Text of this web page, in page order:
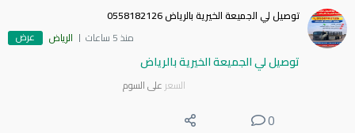
توصيل لي الجميعة الخيرية بالرياض 0558182126
منذ 5 ساعات
الرياض عرض
توصيل لي الجميعة الخيرية بالرياض
السعر على السوم
0